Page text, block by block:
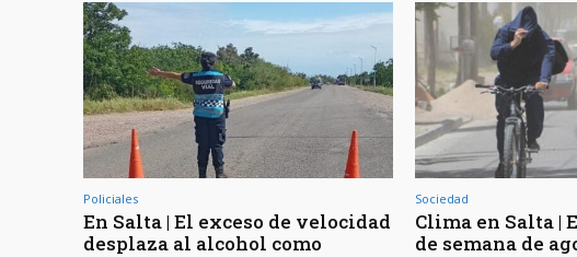
Policiales
En Salta | El exceso de velocidad
desplaza al alcohol como
Sociedad
Clima en Salta |
de semana de